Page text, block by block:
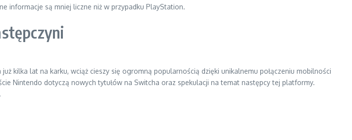
informacje są mniej liczne niż w przypadku PlayStation.
kilka lat na karku, wciąż cieszy się ogromną popularnością dzięki unikalnemu połączeniu mobilności
Nintendo dotyczą nowych tytułów na Switcha oraz spekulacji na temat następcy tej platformy.